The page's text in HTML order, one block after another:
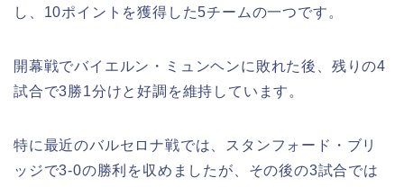
し、10ポイントを獲得した5チームの一つです。
開幕戦でバイエルン・ミュンヘンに敗れた後、残りの4
試合で3勝1分けと好調を維持しています。
特に最近のバルセロナ戦では、スタンフォード・ブリ
ッジで3-0の勝利を収めましたが、その後の3試合では